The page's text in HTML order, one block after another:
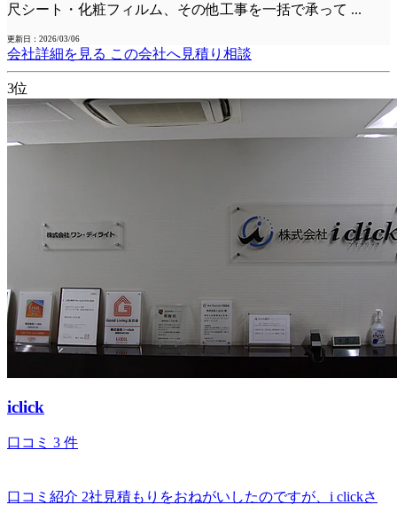
尺シート・化粧フィルム、その他工事を一括で承って ...
更新日：2026/03/06
会社詳細を見る この会社へ見積り相談
3位
iclick
口コミ 3 件
口コミ紹介 2社見積もりをおねがいしたのですが、i clickさ